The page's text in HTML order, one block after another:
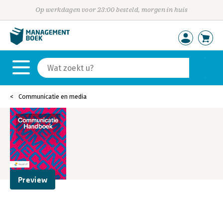
Op werkdagen voor 23:00 besteld, morgen in huis
Communicatie en media
Preview